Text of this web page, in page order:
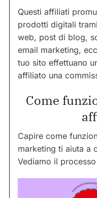
Questi affiliati
prodotti digitali
web, post di blog,
email marketing,
tuo sito effettuano
affiliato una
Come
Capire come
marketing ti aiuta a
Vediamo il